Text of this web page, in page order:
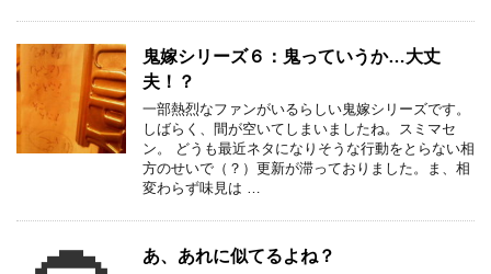
鬼嫁シリーズ６：鬼っていうか…大丈
夫！？
一部熱烈なファンがいるらしい鬼嫁シリーズです。
しばらく、間が空いてしまいましたね。スミマセ
ン。 どうも最近ネタになりそうな行動をとらない相
方のせいで（？）更新が滞っておりました。ま、相
変わらず味見は …
あ、あれに似てるよね？